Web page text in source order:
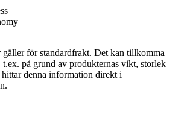
för standardfrakt. Det kan tillkomma
t.ex. på grund av produkternas vikt, storlek
denna information direkt i